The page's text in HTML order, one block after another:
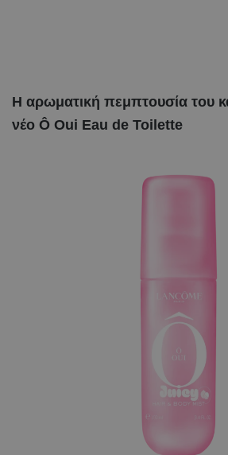
Η αρωματική πεμπτουσία του
νέο Ô Oui Eau de Toilette